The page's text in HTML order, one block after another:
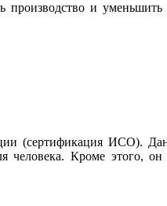
производство и
(сертификация ИСО).
человека. Кроме этого, он